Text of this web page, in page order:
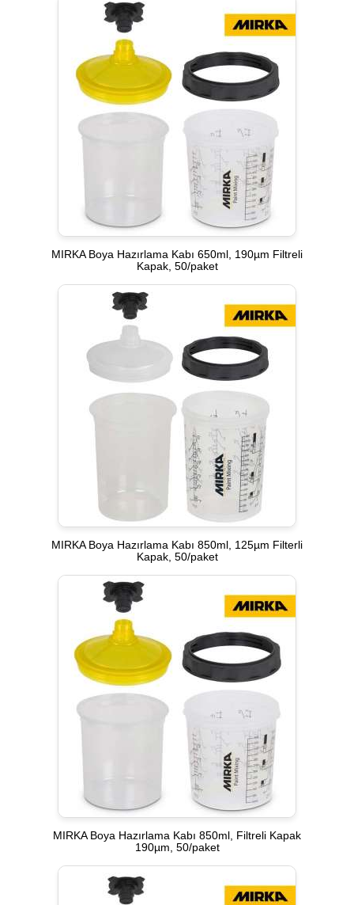
MIRKA Boya Hazırlama Kabı 650ml, 190µm Filtreli
Kapak, 50/paket
MIRKA Boya Hazırlama Kabı 850ml, 125µm Filterli
Kapak, 50/paket
MIRKA Boya Hazırlama Kabı 850ml, Filtreli Kapak
190µm, 50/paket